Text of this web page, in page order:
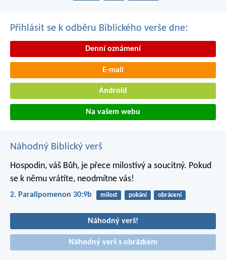
Přihlásit se k odběru Biblického verše dne:
Denní oznámení
E-mail
Android
Na vašem webu
Náhodný Biblický verš
Hospodin, váš Bůh, je přece milostivý a soucitný. Pokud
se k němu vrátíte, neodmítne vás!
2. Paralipomenon 30:9b milost pokání obrácení
Náhodný verš!
Náhodný verš s obrázkem